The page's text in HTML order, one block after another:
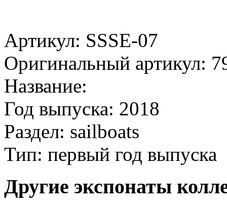
Артикул: SSSE-07
Оригинальный артикул:
Название:
Год выпуска: 2018
Раздел: sailboats
Тип: первый год выпуска
Другие экспонаты